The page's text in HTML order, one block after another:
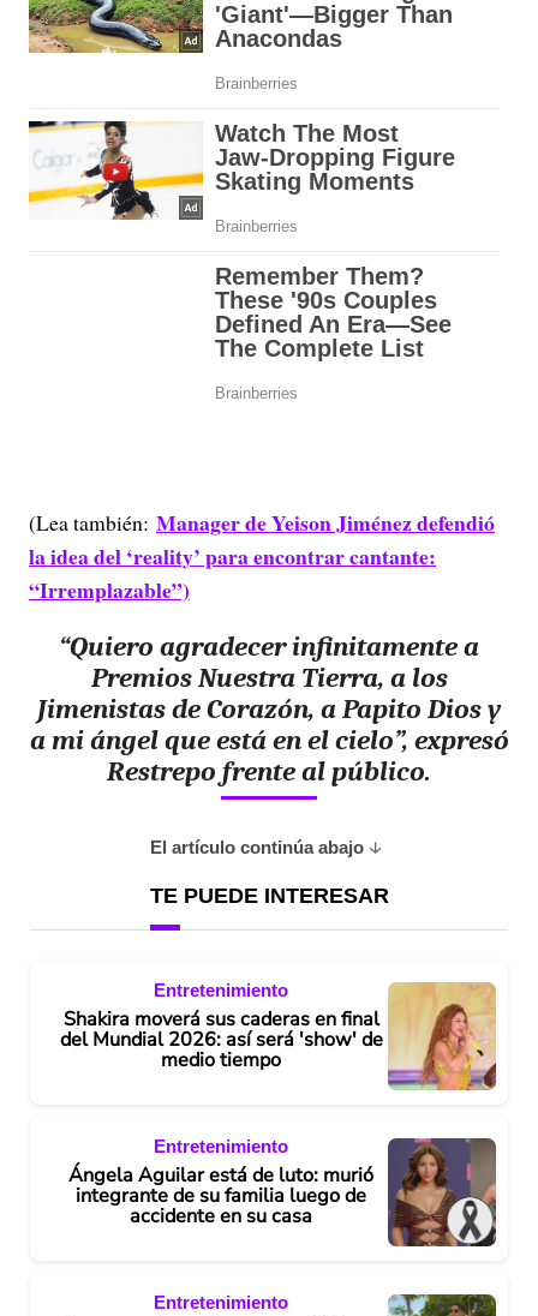
(Lea también: Manager de Yeison Jiménez defendió
la idea del ‘reality’ para encontrar cantante:
“Irremplazable”)
“Quiero agradecer infinitamente a
Premios Nuestra Tierra, a los
Jimenistas de Corazón, a Papito Dios y
a mi ángel que está en el cielo”, expresó
Restrepo frente al público.
El artículo continúa abajo
TE PUEDE INTERESAR
Entretenimiento
Shakira moverá sus caderas en final
del Mundial 2026: así será 'show' de
medio tiempo
Entretenimiento
Ángela Aguilar está de luto: murió
integrante de su familia luego de
accidente en su casa
Entretenimiento